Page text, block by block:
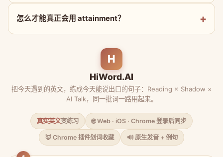
怎么才能真正会用 attainment？
H
HiWord.AI
把今天遇到的英文，练成今天能说出口的句子：Reading × Shadow ×
AI Talk，同一批词一路用起来。
真实英文变练习 🌐 Web · iOS · Chrome 登录后同步
🦊 Chrome 插件划词收藏 🔊 原生发音 + 例句